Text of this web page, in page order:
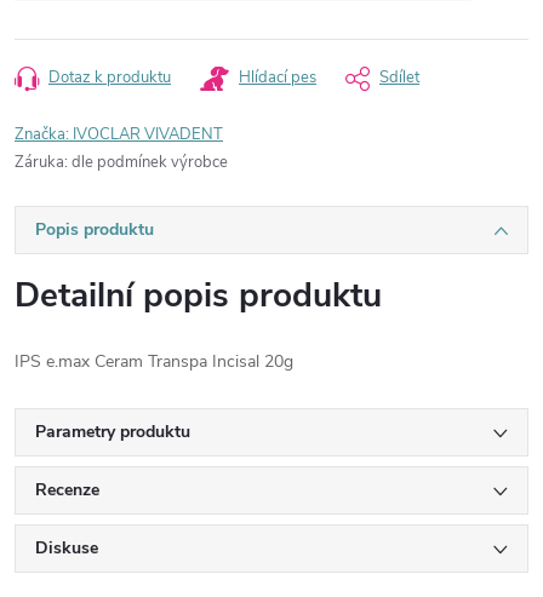
Dotaz k produktu Hlídací pes Sdílet
Značka: IVOCLAR VIVADENT
Záruka: dle podmínek výrobce
Popis produktu
Detailní popis produktu
IPS e.max Ceram Transpa Incisal 20g
Parametry produktu
Recenze
Diskuse